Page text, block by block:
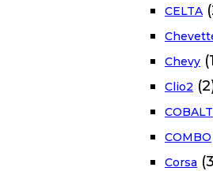
CELTA
Chevy
Clio2
COBALT
COMBO
Corsa